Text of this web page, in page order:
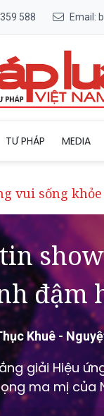
588 Email:
TƯ PHÁP MEDIA
vui sống khỏe
đậm
Khuê -
giải Hiệu
ma mị của